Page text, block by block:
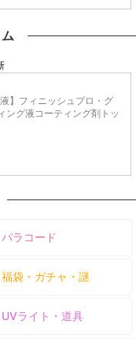
パラコード
福袋・ガチャ・謎
UVライト・道具